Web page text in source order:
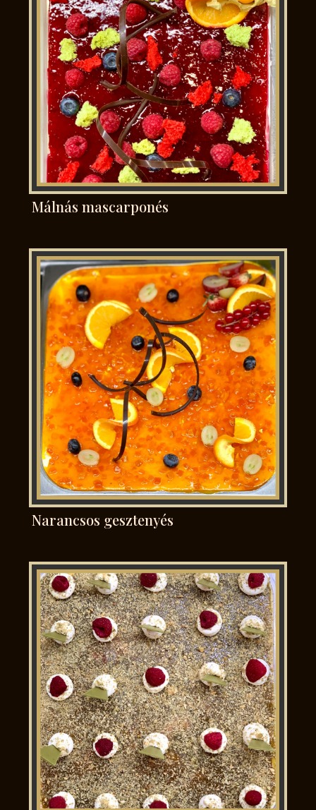
Málnás mascarponés
Narancsos gesztenyés